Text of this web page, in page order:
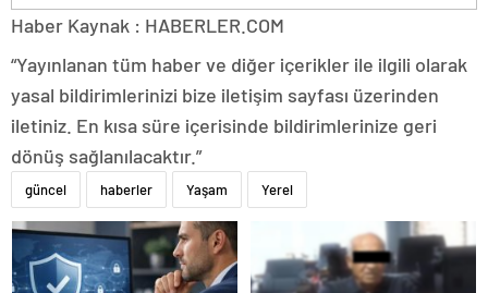
Haber Kaynak : HABERLER.COM
“Yayınlanan tüm haber ve diğer içerikler ile ilgili olarak
yasal bildirimlerinizi bize iletişim sayfası üzerinden
iletiniz. En kısa süre içerisinde bildirimlerinize geri
dönüş sağlanılacaktır.”
güncel haberler Yaşam Yerel